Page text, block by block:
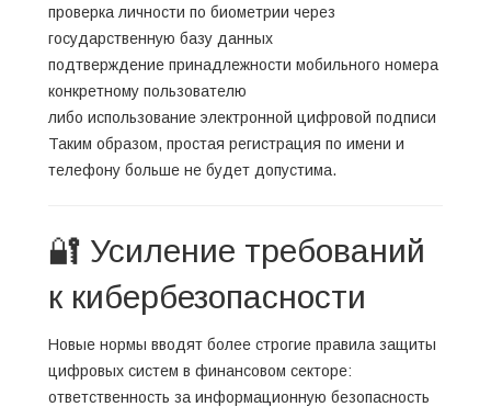
проверка личности по биометрии через
государственную базу данных
подтверждение принадлежности мобильного номера
конкретному пользователю
либо использование электронной цифровой подписи
Таким образом, простая регистрация по имени и
телефону больше не будет допустима.
🔐 Усиление требований
к кибербезопасности
Новые нормы вводят более строгие правила защиты
цифровых систем в финансовом секторе:
ответственность за информационную безопасность